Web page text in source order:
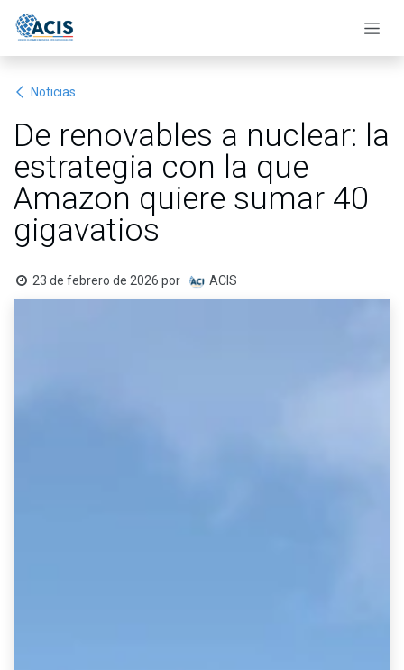
Noticias
De renovables a nuclear: la
estrategia con la que
Amazon quiere sumar 40
gigavatios
23 de febrero de 2026 por ACIS